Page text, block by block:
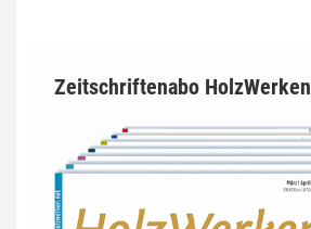
Zeitschriftenabo HolzWerken